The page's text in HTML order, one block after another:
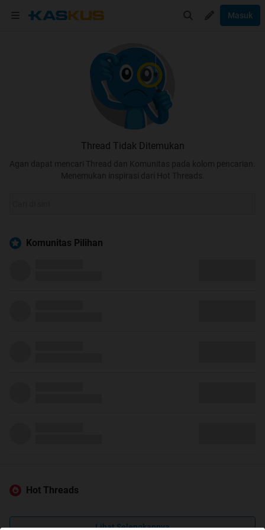
Masuk
Thread Tidak Ditemukan
Agan dapat mencari Thread dan Komunitas pada kolom pencarian.
Menemukan inspirasi dari Hot Threads.
Komunitas Pilihan
Hot Threads
Lihat Selengkapnya